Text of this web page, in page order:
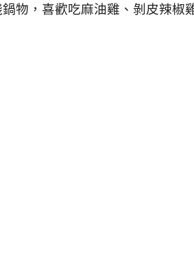
物，喜歡吃麻油雞、剝皮辣椒